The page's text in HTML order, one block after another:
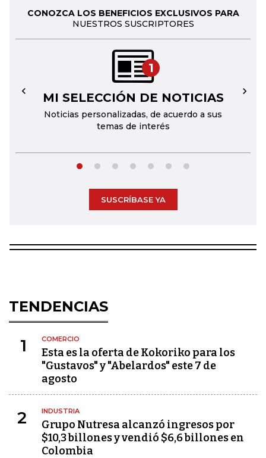
CONOZCA LOS BENEFICIOS EXCLUSIVOS PARA
NUESTROS SUSCRIPTORES
1
MI SELECCIÓN DE NOTICIAS
Noticias personalizadas, de acuerdo a sus
temas de interés
← →
SUSCRÍBASE YA
TENDENCIAS
1 COMERCIO
Esta es la oferta de Kokoriko para los
"Gustavos" y "Abelardos" este 7 de
agosto
2 INDUSTRIA
Grupo Nutresa alcanzó ingresos por
$10,3 billones y vendió $6,6 billones en
Colombia